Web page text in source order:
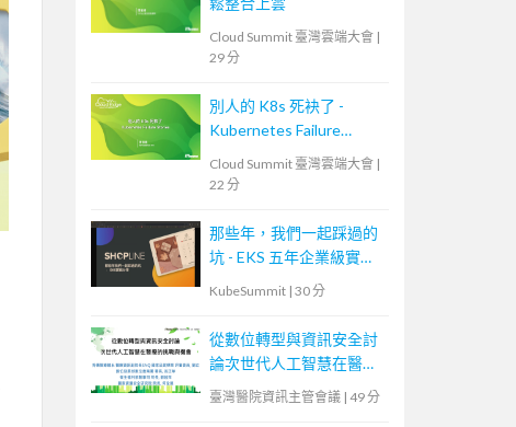
Cloud Summit 臺灣雲端大會 |
29 分
別人的 K8s 死袂了 -
Kubernetes Failure
Cloud Summit 臺灣雲端大會 |
22 分
那些年，我們一起踩過的
坑 - EKS 五年企業級實戰
KubeSummit | 30 分
從數位轉型與資訊安全討
論次世代人工智慧在醫療
的挑戰與機會
臺灣醫院資訊主管會議 | 49 分